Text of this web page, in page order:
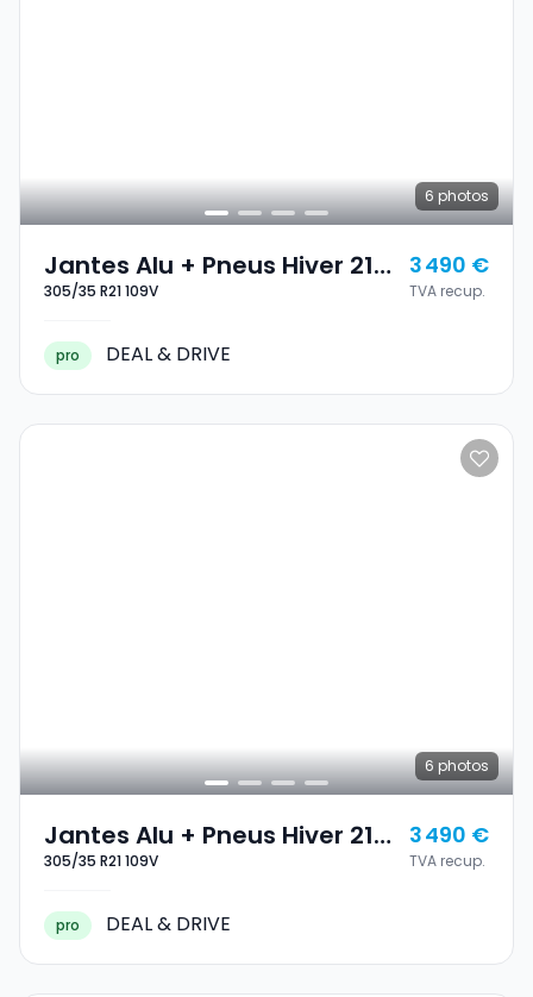
6 photos
Jantes Alu + Pneus Hiver 21
305/35 R21 109V
305/35 R21 109V
3 490 €
TVA recup.
pro DEAL & DRIVE
6 photos
Jantes Alu + Pneus Hiver 21
305/35 R21 109V
305/35 R21 109V
3 490 €
TVA recup.
pro DEAL & DRIVE